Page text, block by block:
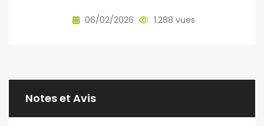
06/02/2026 1.288 vues
Notes et Avis